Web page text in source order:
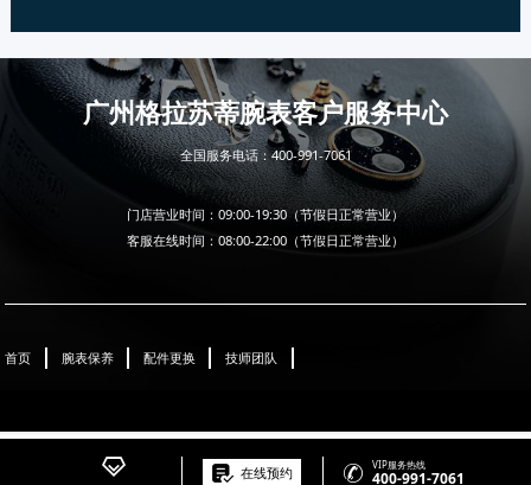
广州格拉苏蒂腕表客户服务中心
全国服务电话：400-991-7061
门店营业时间：09:00-19:30（节假日正常营业）
客服在线时间：08:00-22:00（节假日正常营业）
首页 腕表保养 配件更换 技师团队
 在线预约  VIP服务热线
400-991-7061